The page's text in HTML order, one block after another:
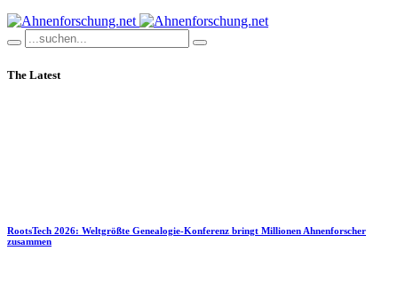
The Latest
RootsTech 2026: Weltgrößte Genealogie-Konferenz bringt Millionen Ahnenforscher
zusammen